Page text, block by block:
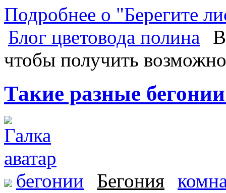
Подробнее о "Берегите
Блог цветовода полина
чтобы получить
Такие разные
бегонии Бегония